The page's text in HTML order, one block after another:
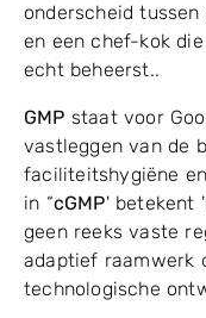
onderscheid
en een chef-kok
echt beheerst..
GMP staat voor
vastleggen van de
faciliteitshygiëne
in “cGMP' betekent
geen reeks vaste
adaptief raamwerk
technologische